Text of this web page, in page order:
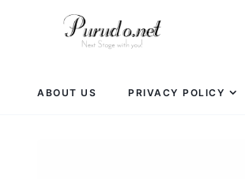
ABOUT US PRIVACY POLICY